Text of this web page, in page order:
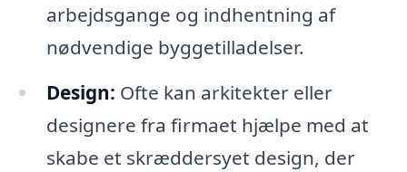
arbejdsgange og indhentning af
nødvendige byggetilladelser.
Design: Ofte kan arkitekter eller
designere fra firmaet hjælpe med at
skabe et skræddersyet design, der